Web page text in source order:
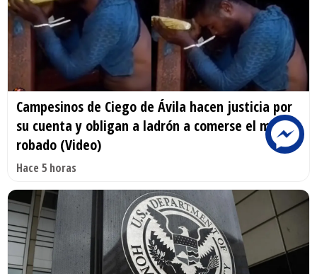
Campesinos de Ciego de Ávila hacen justicia por
su cuenta y obligan a ladrón a comerse el maíz
robado (Video)
Hace 5 horas